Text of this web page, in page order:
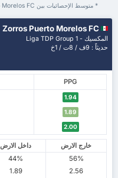
* متوسط الإحصائيات بين Zorros Puerto Morelos FC و فيلينوس 48 خلال الموسم الحالي
Zorros Puerto Morelos FC
المكسيك - Liga TDP Group 1
حديثاً : 9ف / 8ت / 1خ
PPG
1.94
1.89
2.00
داخل الارض
خارج الارض
44%
56%
1.89
2.56